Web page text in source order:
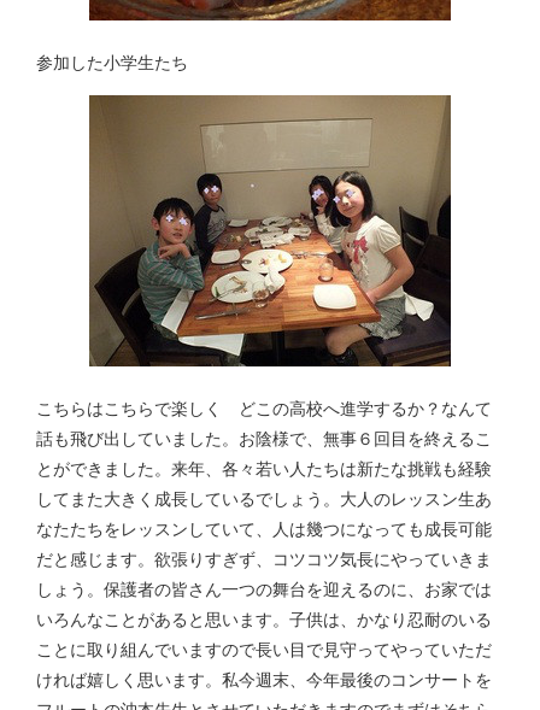
参加した小学生たち
こちらはこちらで楽しく どこの高校へ進学するか？なんて
話も飛び出していました。お陰様で、無事６回目を終えるこ
とができました。来年、各々若い人たちは新たな挑戦も経験
してまた大きく成長しているでしょう。大人のレッスン生あ
なたたちをレッスンしていて、人は幾つになっても成長可能
だと感じます。欲張りすぎず、コツコツ気長にやっていきま
しょう。保護者の皆さん一つの舞台を迎えるのに、お家では
いろんなことがあると思います。子供は、かなり忍耐のいる
ことに取り組んでいますので長い目で見守ってやっていただ
ければ嬉しく思います。私今週末、今年最後のコンサートを